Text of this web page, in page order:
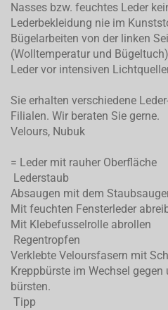
Nasses bzw. feuchtes Leder
Lederbekleidung nie im
Bügelarbeiten von der linken
(Wolltemperatur und Bügeltuch)
Leder vor intensiven
Sie erhalten verschiedene
Filialen. Wir beraten Sie gerne.
Velours, Nubuk
= Leder mit rauher Oberfläche
Lederstaub
Absaugen mit dem
Mit feuchten Fensterleder
Mit Klebefusselrolle abrollen
Regentropfen
Verklebte Veloursfasern mit
Kreppbürste im Wechsel
bürsten.
Tipp